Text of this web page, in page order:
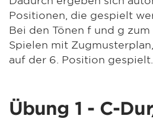
Positionen, die gespielt
Bei den Tönen f und g
Spielen mit
auf der 6. Position gespielt.
Übung 1 - C-